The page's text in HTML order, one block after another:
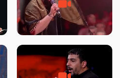
جانا جانا ابی عبدالله – کربلایی جواد
مقدم – شب هشتم محرم 1448 –